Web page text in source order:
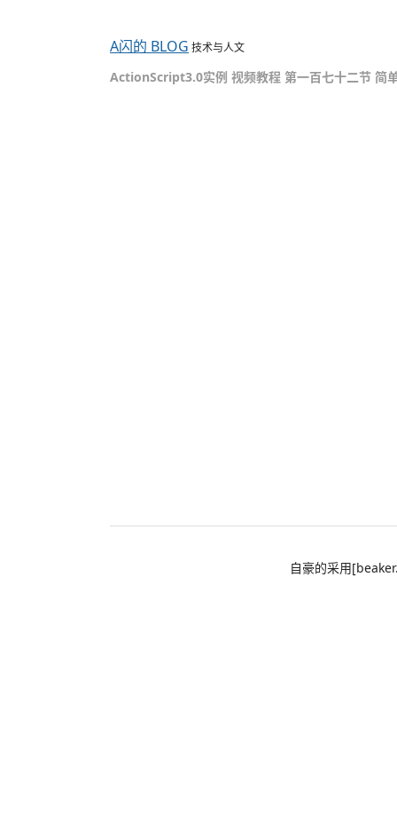
A闪的 BLOG 技术与人文
ActionScript3.0实例 视频教程 第一百七十二节 简
自豪的采用